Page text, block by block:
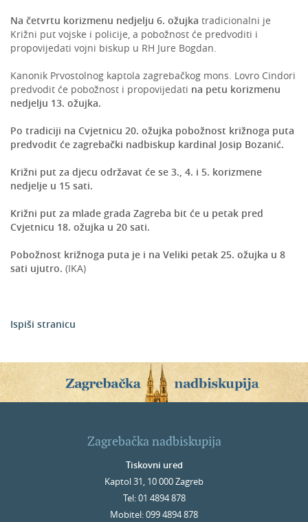
Na četvrtu korizmenu nedjelju 6. ožujka tradicionalni je
Križni put vojske i policije, a pobožnost će predvoditi i
propovijedati vojni biskup u RH Jure Bogdan.
Kanonik Prvostolnog kaptola zagrebačkog mons. Lovro Cindori
predvodit će pobožnost i propovijedati na petu korizmenu
nedjelju 13. ožujka.
Po tradiciji na Cvjetnicu 20. ožujka pobožnost križnoga puta
predvodit će zagrebački nadbiskup kardinal Josip Bozanić.
Križni put za djecu održavat će se 3., 4. i 5. korizmene
nedjelje u 15 sati.
Križni put za mlade grada Zagreba bit će u petak pred
Cvjetnicu 18. ožujka u 20 sati.
Pobožnost križnoga puta je i na Veliki petak 25. ožujka u 8
sati ujutro. (IKA)
Ispiši stranicu
Zagrebačka nadbiskupija
Tiskovni ured
Kaptol 31, 10 000 Zagreb
Tel: 01 4894 878
Mobitel: 099 4894 878